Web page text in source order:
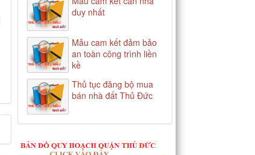
duy nhất
Mẫu cam kết đảm bảo
an toàn công trình liền
kề
Thủ tục đăng bộ mua
bán nhà đất Thủ Đức